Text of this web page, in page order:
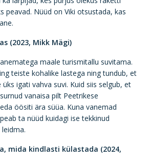
peavad. Nüüd on Viki otsustada, kas
(2023, Mikk Mägi)
maale turismitallu suvitama.
teiste kohalike lastega ning tundub, et
igati vahva suvi. Kuid siis selgub, et
vanaisa pilt Peetrikese
öösiti ära süüa. Kuna vanemad
ta nüüd kuidagi ise tekkinud
mida kindlasti külastada (2024,